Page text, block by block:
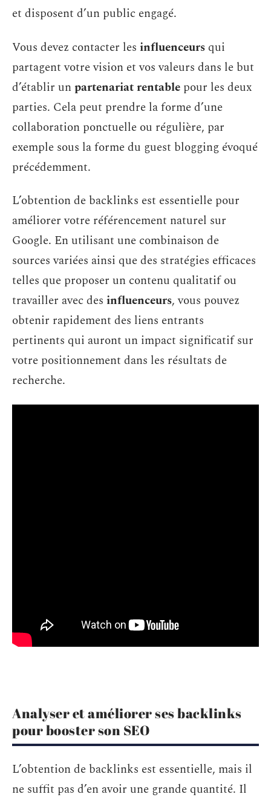
et disposent d’un public engagé.
Vous devez contacter les influenceurs qui
partagent votre vision et vos valeurs dans le but
d’établir unpartenariat rentable pour les deux
parties. Cela peut prendre la forme d’une
collaboration ponctuelle ou régulière, par
exemple sous la forme du guest blogging évoqué
précédemment.
L’obtention de backlinks est essentielle pour
améliorer votre référencement naturel sur
Google. En utilisant une combinaison de
sources variées ainsi que des stratégies efficaces
telles que proposer un contenu qualitatif ou
travailler avec des influenceurs, vous pouvez
obtenir rapidement des liens entrants
pertinents qui auront un impact significatif sur
votre positionnement dans les résultats de
recherche.
Analyser et améliorer ses backlinks
pour booster son SEO
L’obtention de backlinks est essentielle, mais il
ne suffit pas d’en avoir une grande quantité. Il